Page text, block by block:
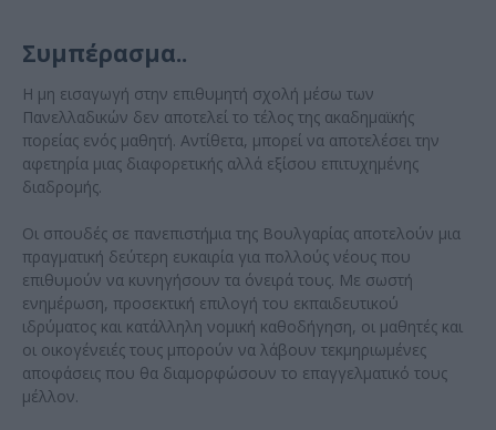
Συμπέρασμα..
Η μη εισαγωγή στην επιθυμητή σχολή μέσω των
Πανελλαδικών δεν αποτελεί το τέλος της ακαδημαϊκής
πορείας ενός μαθητή. Αντίθετα, μπορεί να αποτελέσει την
αφετηρία μιας διαφορετικής αλλά εξίσου επιτυχημένης
διαδρομής.
Οι σπουδές σε πανεπιστήμια της Βουλγαρίας αποτελούν μια
πραγματική δεύτερη ευκαιρία για πολλούς νέους που
επιθυμούν να κυνηγήσουν τα όνειρά τους. Με σωστή
ενημέρωση, προσεκτική επιλογή του εκπαιδευτικού
ιδρύματος και κατάλληλη νομική καθοδήγηση, οι μαθητές και
οι οικογένειές τους μπορούν να λάβουν τεκμηριωμένες
αποφάσεις που θα διαμορφώσουν το επαγγελματικό τους
μέλλον.